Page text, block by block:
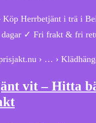
Köp Herrbetjänt i trä i
dagar ✓ Fri frakt & fri
› … ›
vit – Hitta